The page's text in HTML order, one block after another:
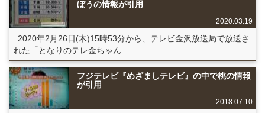
ぼうの情報が引用
2020.03.19
2020年2月26日(木)15時53分から、テレビ金沢放送局で放送さ
れた「となりのテレ金ちゃん...
フジテレビ『めざましテレビ』の中で桃の情報
が引用
2018.07.10